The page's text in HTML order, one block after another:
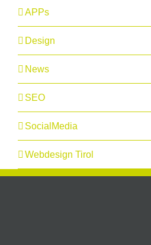
APPs
Design
News
SEO
SocialMedia
Webdesign Tirol